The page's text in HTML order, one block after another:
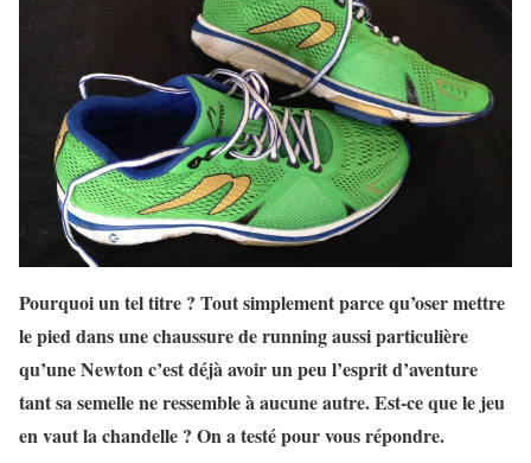
Pourquoi un tel titre ? Tout simplement parce qu’oser mettre
le pied dans une chaussure de running aussi particulière
qu’une Newton c’est déjà avoir un peu l’esprit d’aventure
tant sa semelle ne ressemble à aucune autre. Est-ce que le jeu
en vaut la chandelle ? On a testé pour vous répondre.